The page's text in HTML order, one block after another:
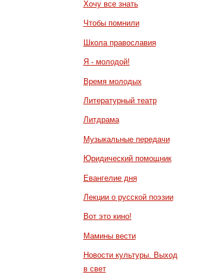
Хочу все знать
Чтобы помнили
Школа православия
Я - молодой!
Время молодых
Литературный театр
Литдрама
Музыкальные передачи
Юридический помощник
Евангелие дня
Лекции о русской поэзии
Вот это кино!
Мамины вести
Новости культуры. Выход
в свет